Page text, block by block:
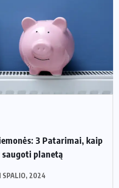
3 Patarimai, kaip
planetą
SPALIO, 2024